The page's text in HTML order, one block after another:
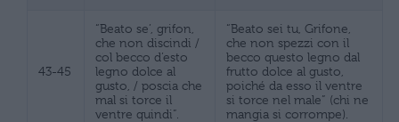
43-45
“Beato se’, grifon,
che non discindi /
col becco d’esto
legno dolce al
gusto, / poscia che
mal si torce il
ventre quindi”.
“Beato sei tu, Grifone,
che non spezzi con il
becco questo legno dal
frutto dolce al gusto,
poiché da esso il ventre
si torce nel male” (chi ne
mangia si corrompe).